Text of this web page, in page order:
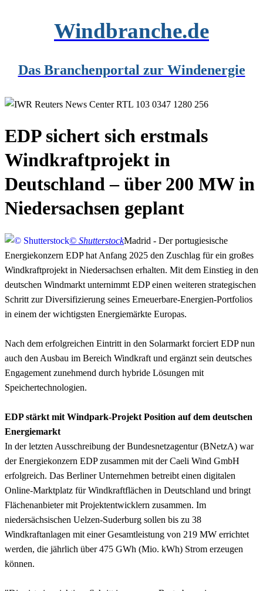
Windbranche.de
Das Branchenportal zur Windenergie
EDP sichert sich erstmals
Windkraftprojekt in
Deutschland – über 200 MW in
Niedersachsen geplant
© ShutterstockMadrid - Der portugiesische
Energiekonzern EDP hat Anfang 2025 den Zuschlag für ein großes
Windkraftprojekt in Niedersachsen erhalten. Mit dem Einstieg in den
deutschen Windmarkt unternimmt EDP einen weiteren strategischen
Schritt zur Diversifizierung seines Erneuerbare-Energien-Portfolios
in einem der wichtigsten Energiemärkte Europas.
Nach dem erfolgreichen Eintritt in den Solarmarkt forciert EDP nun
auch den Ausbau im Bereich Windkraft und ergänzt sein deutsches
Engagement zunehmend durch hybride Lösungen mit
Speichertechnologien.
EDP stärkt mit Windpark-Projekt Position auf dem deutschen
Energiemarkt
In der letzten Ausschreibung der Bundesnetzagentur (BNetzA) war
der Energiekonzern EDP zusammen mit der Caeli Wind GmbH
erfolgreich. Das Berliner Unternehmen betreibt einen digitalen
Online-Marktplatz für Windkraftflächen in Deutschland und bringt
Flächenanbieter mit Projektentwicklern zusammen. Im
niedersächsischen Uelzen-Suderburg sollen bis zu 38
Windkraftanlagen mit einer Gesamtleistung von 219 MW errichtet
werden, die jährlich über 475 GWh (Mio. kWh) Strom erzeugen
können.